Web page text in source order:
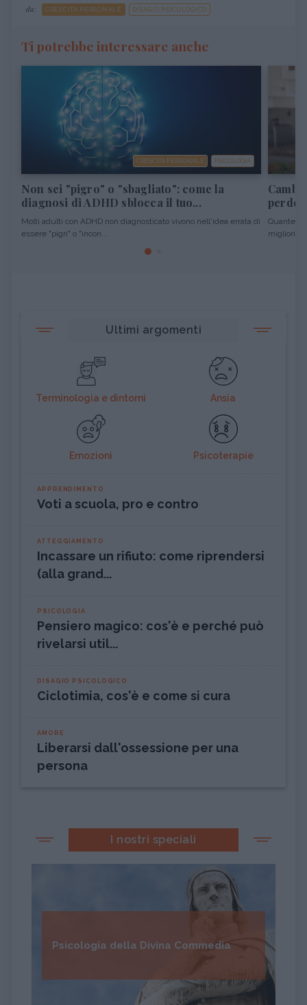
da: CRESCITA PERSONALE DISAGIO PSICOLOGICO
Ti potrebbe interessare anche
CRESCITA PERSONALE PSICOLOGIA
Non sei "pigro" o "sbagliato": come la
diagnosi di ADHD sblocca il tuo...
Molti adulti con ADHD non diagnosticato vivono nell'idea errata di
essere "pigri" o "incon...
Quante
migliori
Ultimi argomenti
Terminologia e dintorni Ansia
Emozioni Psicoterapie
APPRENDIMENTO
Voti a scuola, pro e contro
ATTEGGIAMENTO
Incassare un rifiuto: come riprendersi
(alla grand...
PSICOLOGIA
Pensiero magico: cos'è e perché può
rivelarsi util...
DISAGIO PSICOLOGICO
Ciclotimia, cos'è e come si cura
AMORE
Liberarsi dall'ossessione per una
persona
I nostri speciali
Psicologia della Divina Commedia